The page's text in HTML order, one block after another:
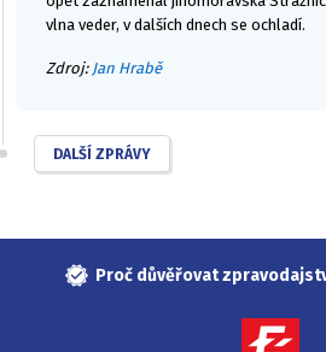
vlna veder, v dalších dnech se ochladí.
Zdroj: Jan Hrabě
DALŠÍ ZPRÁVY
Proč důvěřovat